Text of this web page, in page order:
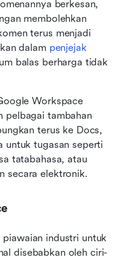
membolehkan
dalam penjejak
balas berharga tidak
Workspace
pelbagai tambahan
terus ke Docs,
untuk tugasan seperti
tatabahasa, atau
secara elektronik.
industri untuk
disebabkan oleh ciri-